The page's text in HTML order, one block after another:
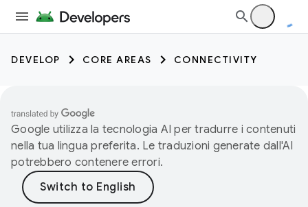
DEVELOP CORE AREAS CONNECTIVITY
Google utilizza la tecnologia AI per tradurre i contenuti
nella tua lingua preferita. Le traduzioni generate dall'AI
potrebbero contenere errori.